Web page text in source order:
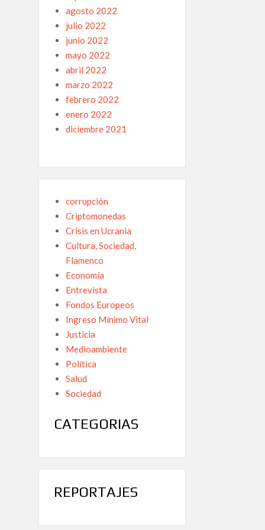
agosto 2022
julio 2022
junio 2022
mayo 2022
abril 2022
marzo 2022
febrero 2022
enero 2022
diciembre 2021
corrupción
Criptomonedas
Crisis en Ucrania
Cultura, Sociedad,
Flamenco
Economía
Entrevista
Fondos Europeos
Ingreso Mínimo Vital
Justicia
Medioambiente
Política
Salud
Sociedad
CATEGORIAS
REPORTAJES